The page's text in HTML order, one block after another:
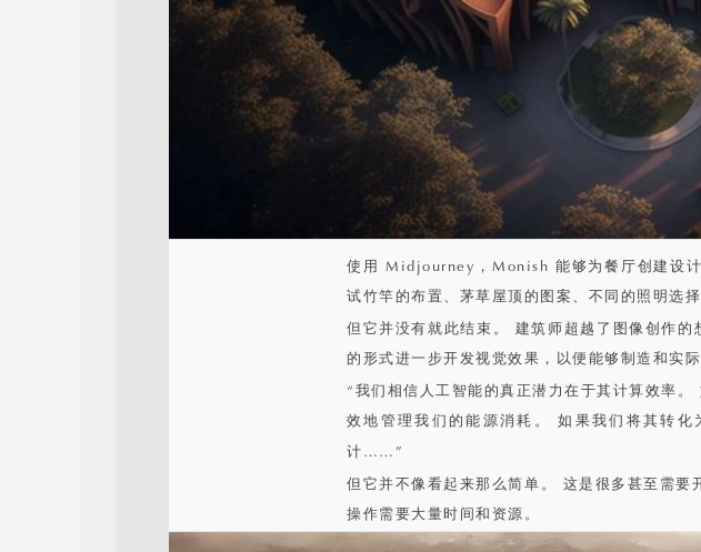
使用 Midjourney，Monish 能够为餐厅创建设
试竹竿的布置、茅草屋顶的图案、不同的照明选
但它并没有就此结束。 建筑师超越了图像创作
的形式进一步开发视觉效果，以便能够制造和实际
“我们相信人工智能的真正潜力在于其计算效率
效地管理我们的能源消耗。 如果我们将其转
计……”
但它并不像看起来那么简单。 这是很多甚至需
操作需要大量时间和资源。